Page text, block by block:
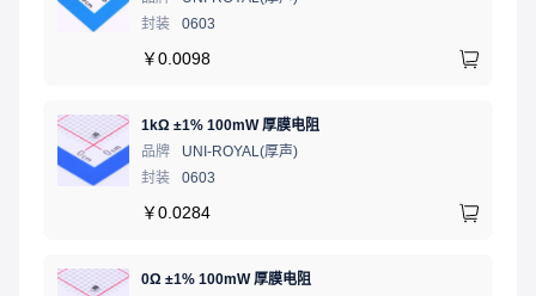
封装
0603
￥0.0098
1kΩ ±1% 100mW 厚膜电阻
品牌
UNI-ROYAL(厚声)
封装
0603
￥0.0284
0Ω ±1% 100mW 厚膜电阻